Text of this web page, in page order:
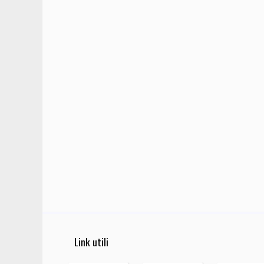
Link utili